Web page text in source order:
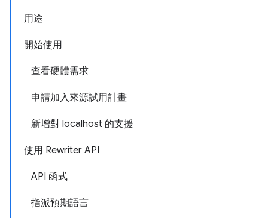
用途
開始使用
查看硬體需求
申請加入來源試用計畫
新增對 localhost 的支援
使用 Rewriter API
API 函式
指派預期語言